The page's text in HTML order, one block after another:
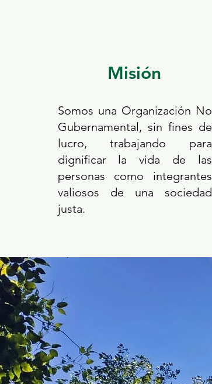
Misión
Somos una Organización No
Gubernamental, sin fines de
lucro, trabajando para
dignificar la vida de las
personas como integrantes
valiosos de una sociedad
justa.